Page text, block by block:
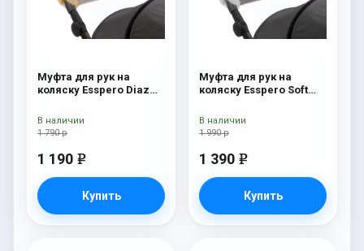
Муфта для рук на
коляску Esspero Diaz
Beige
1 790 р
1 190 e
Купить
В наличии
Муфта для рук на
коляску Esspero Soft
1 990 р
1 390 e
Купить
В наличии